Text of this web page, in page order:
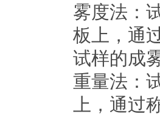
雾度法：
板上，通
试样的成
重量法：
上，通过